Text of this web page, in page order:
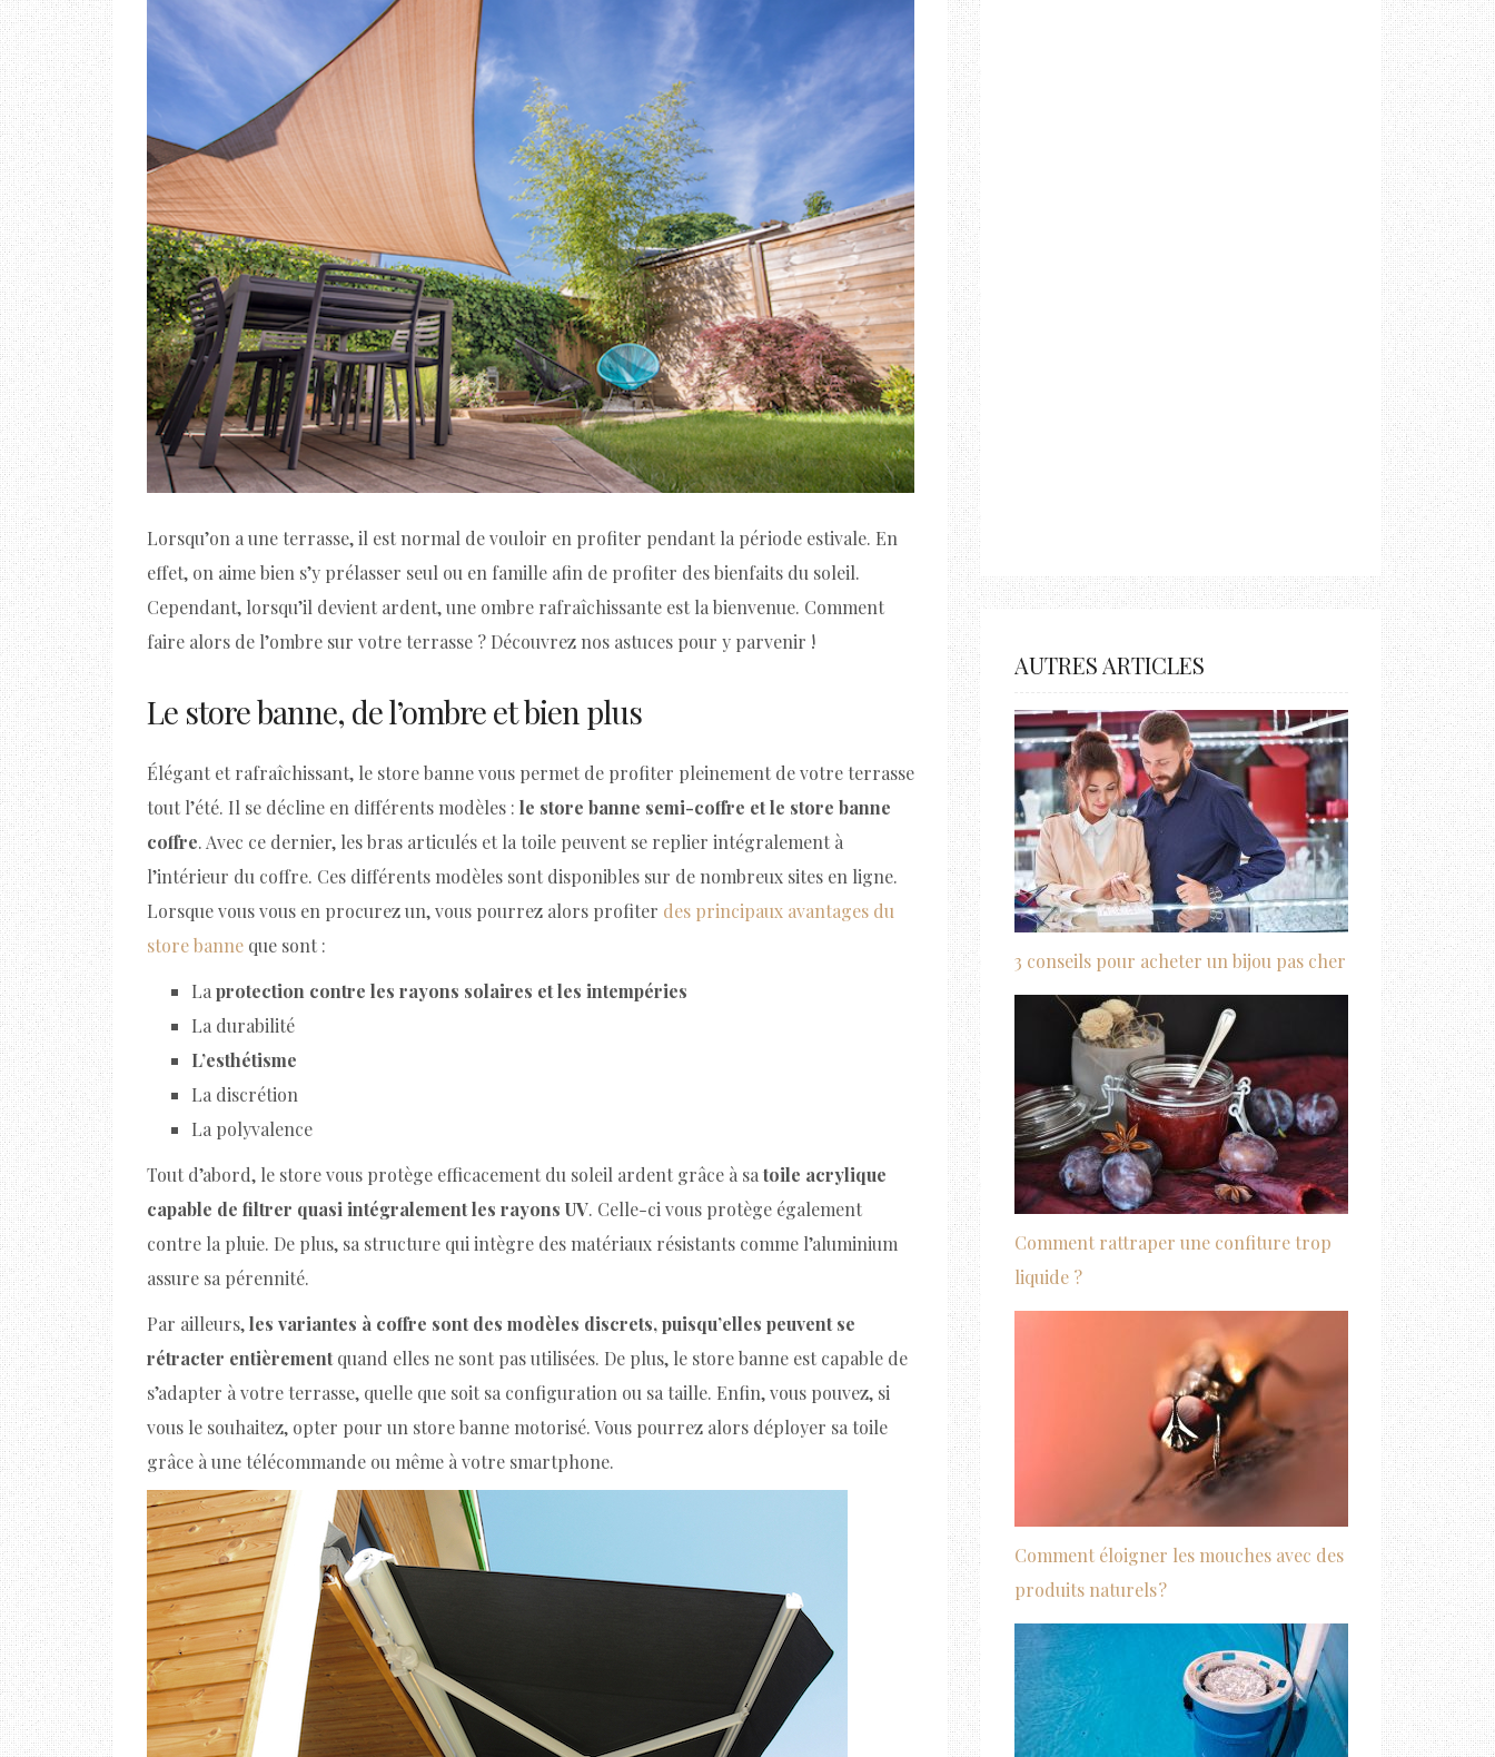
Lorsqu’on a une terrasse, il est normal de vouloir en profiter pendant la période estivale. En
effet, on aime bien s’y prélasser seul ou en famille afin de profiter des bienfaits du soleil.
Cependant, lorsqu’il devient ardent, une ombre rafraîchissante est la bienvenue. Comment
faire alors de l’ombre sur votre terrasse ? Découvrez nos astuces pour y parvenir !
Le store banne, de l’ombre et bien plus
Élégant et rafraîchissant, le store banne vous permet de profiter pleinement de votre terrasse
tout l’été. Il se décline en différents modèles : le store banne semi-coffre et le store banne
coffre. Avec ce dernier, les bras articulés et la toile peuvent se replier intégralement à
l’intérieur du coffre. Ces différents modèles sont disponibles sur de nombreux sites en ligne.
Lorsque vous vous en procurez un, vous pourrez alors profiter des principaux avantages du
store banne que sont :
La protection contre les rayons solaires et les intempéries
La durabilité
L’esthétisme
La discrétion
La polyvalence
Tout d’abord, le store vous protège efficacement du soleil ardent grâce à sa toile acrylique
capable de filtrer quasi intégralement les rayons UV. Celle-ci vous protège également
contre la pluie. De plus, sa structure qui intègre des matériaux résistants comme l’aluminium
assure sa pérennité.
Par ailleurs,les variantes à coffre sont des modèles discrets, puisqu’elles peuvent se
rétracter entièrementquand elles ne sont pas utilisées. De plus, le store banne est capable de
s’adapter à votre terrasse, quelle que soit sa configuration ou sa taille. Enfin, vous pouvez, si
vous le souhaitez, opter pour un store banne motorisé. Vous pourrez alors déployer sa toile
grâce à une télécommande ou même à votre smartphone.
AUTRES ARTICLES
3 conseils pour acheter un bijou pas cher
Comment rattraper une confiture trop
liquide ?
Comment éloigner les mouches avec des
produits naturels ?